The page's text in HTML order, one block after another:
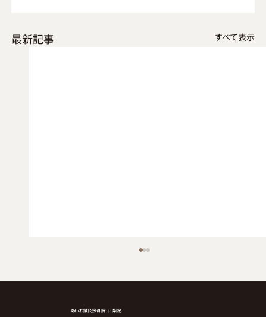
最新記事 すべて表示
あいわ鍼灸接骨院 山梨院